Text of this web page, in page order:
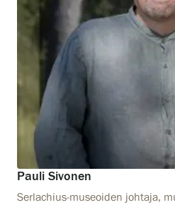
Pauli Sivonen
Serlachius-museoiden johtaja,